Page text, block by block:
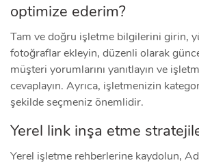
optimize ederim?
Tam ve doğru işletme bilgilerini girin,
fotoğraflar ekleyin, düzenli olarak
müşteri yorumlarını yanıtlayın ve
cevaplayın. Ayrıca, işletmenizin
şekilde seçmeniz önemlidir.
Yerel link inşa etme
Yerel işletme rehberlerine kaydolun,